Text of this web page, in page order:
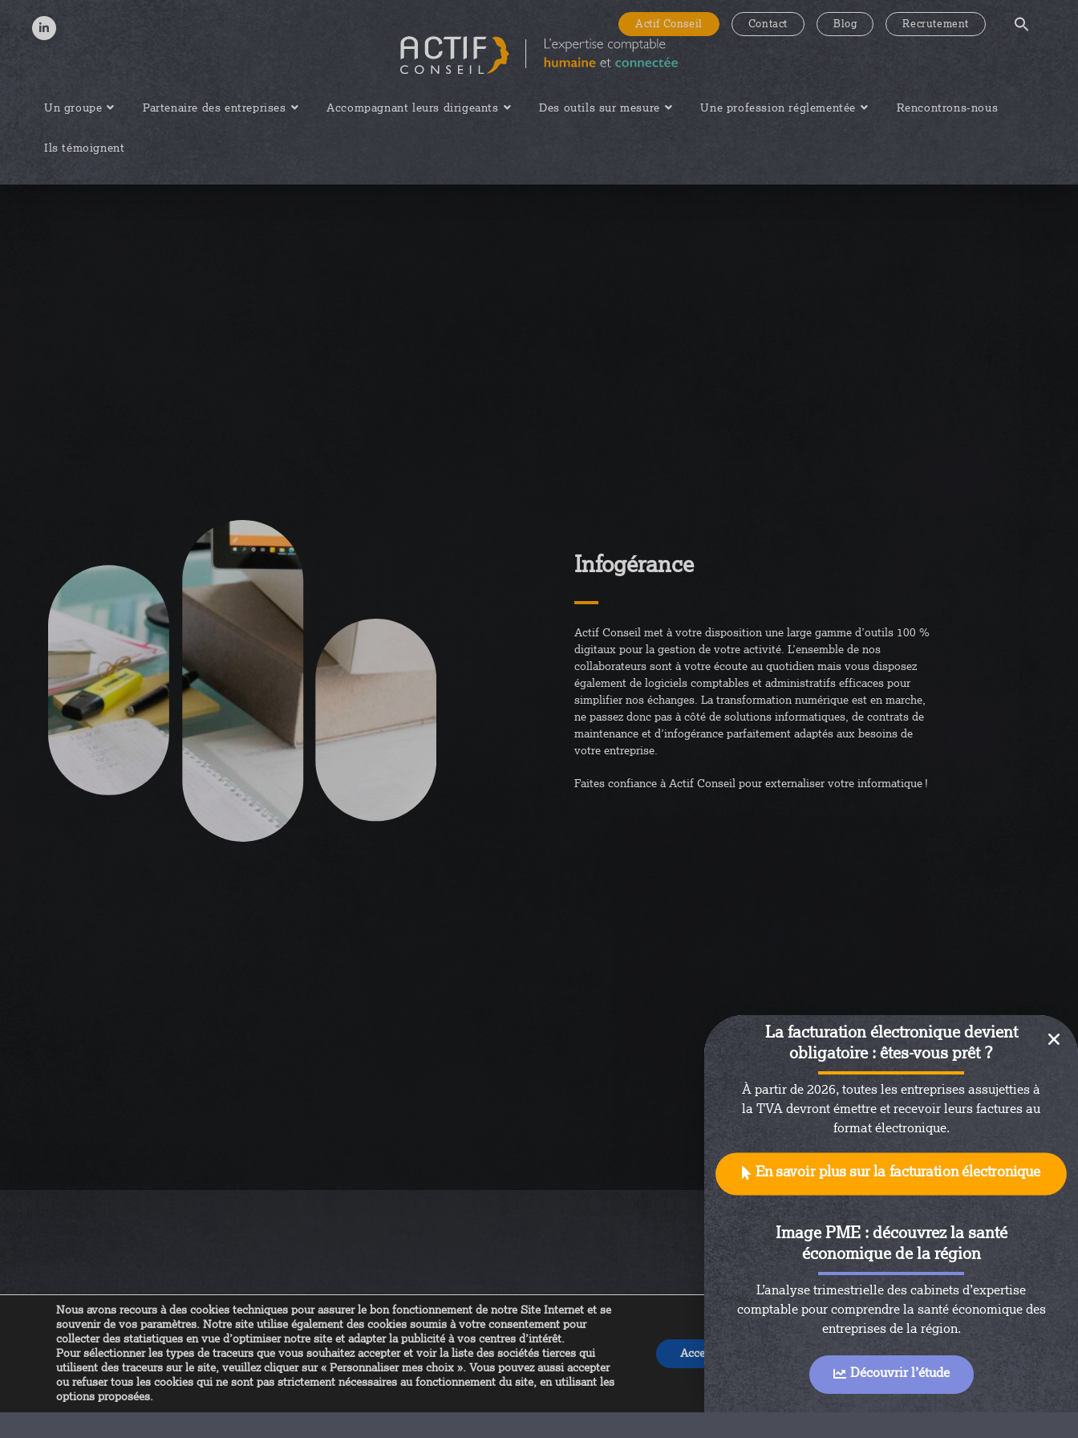
Actif Conseil Contact Blog Recrutement
Un groupe Partenaire des entreprises Accompagnant leurs dirigeants Des outils sur mesure Une profession réglementée Rencontrons-nous
Ils témoignent
Infogérance
Actif Conseil met à votre disposition une large gamme d’outils 100 %
digitaux pour la gestion de votre activité. L’ensemble de nos
collaborateurs sont à votre écoute au quotidien mais vous disposez
également de logiciels comptables et administratifs efficaces pour
simplifier nos échanges. La transformation numérique est en marche,
ne passez donc pas à côté de solutions informatiques, de contrats de
maintenance et d’infogérance parfaitement adaptés aux besoins de
votre entreprise.
Faites confiance à Actif Conseil pour externaliser votre informatique !
Audit informatique
Nous avons recours à des cookies techniques pour assurer le bon fonctionnement de notre Site Internet et se
souvenir de vos paramètres. Notre site utilise également des cookies soumis à votre consentement pour
collecter des statistiques en vue d’optimiser notre site et adapter la publicité à vos centres d’intérêt.
Pour sélectionner les types de traceurs que vous souhaitez accepter et voir la liste des sociétés tierces qui
utilisent des traceurs sur le site, veuillez cliquer sur « Personnaliser mes choix ». Vous pouvez aussi accepter
ou refuser tous les cookies qui ne sont pas strictement nécessaires au fonctionnement du site, en utilisant les
options proposées.
Accepter Personnaliser mes choix
La facturation électronique devient
obligatoire : êtes-vous prêt ?
À partir de 2026, toutes les entreprises assujetties à
la TVA devront émettre et recevoir leurs factures au
format électronique.
En savoir plus sur la facturation électronique
Image PME : découvrez la santé
économique de la région
L’analyse trimestrielle des cabinets d’expertise
comptable pour comprendre la santé économique des
entreprises de la région.
Découvrir l’étude